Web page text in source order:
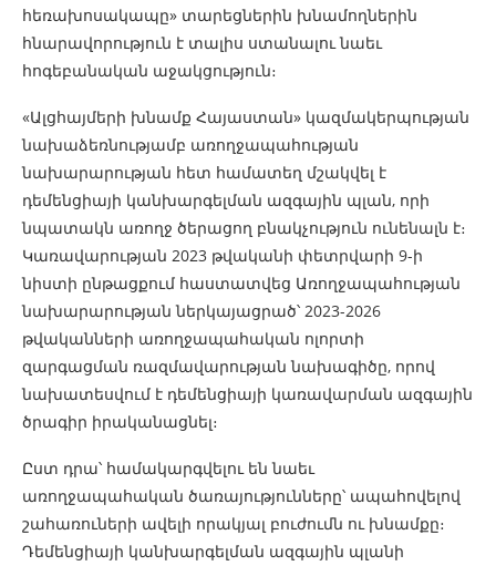
հեռախոսակապը» տարեցներին խնամողներին
հնարավորություն է տալիս ստանալու նաեւ
հոգեբանական աջակցություն։
«Ալցհայմերի խնամք Հայաստան» կազմակերպության
նախաձեռնությամբ առողջապահության
նախարարության հետ համատեղ մշակվել է
դեմենցիայի կանխարգելման ազգային պլան, որի
նպատակն առողջ ծերացող բնակչություն ունենալն է։
Կառավարության 2023 թվականի փետրվարի 9-ի
նիստի ընթացքում հաստատվեց Առողջապահության
նախարարության ներկայացրած՝ 2023-2026
թվականների առողջապահական ոլորտի
զարգացման ռազմավարության նախագիծը, որով
նախատեսվում է դեմենցիայի կառավարման ազգային
ծրագիր իրականացնել։
Ըստ դրա՝ համակարգվելու են նաեւ
առողջապահական ծառայությունները՝ ապահովելով
շահառուների ավելի որակյալ բուժումն ու խնամքը։
Դեմենցիայի կանխարգելման ազգային պլանի